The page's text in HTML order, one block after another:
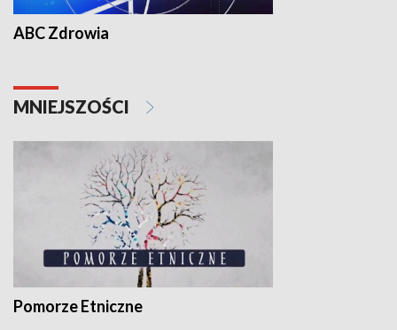
ABC Zdrowia
MNIEJSZOŚCI
Pomorze Etniczne